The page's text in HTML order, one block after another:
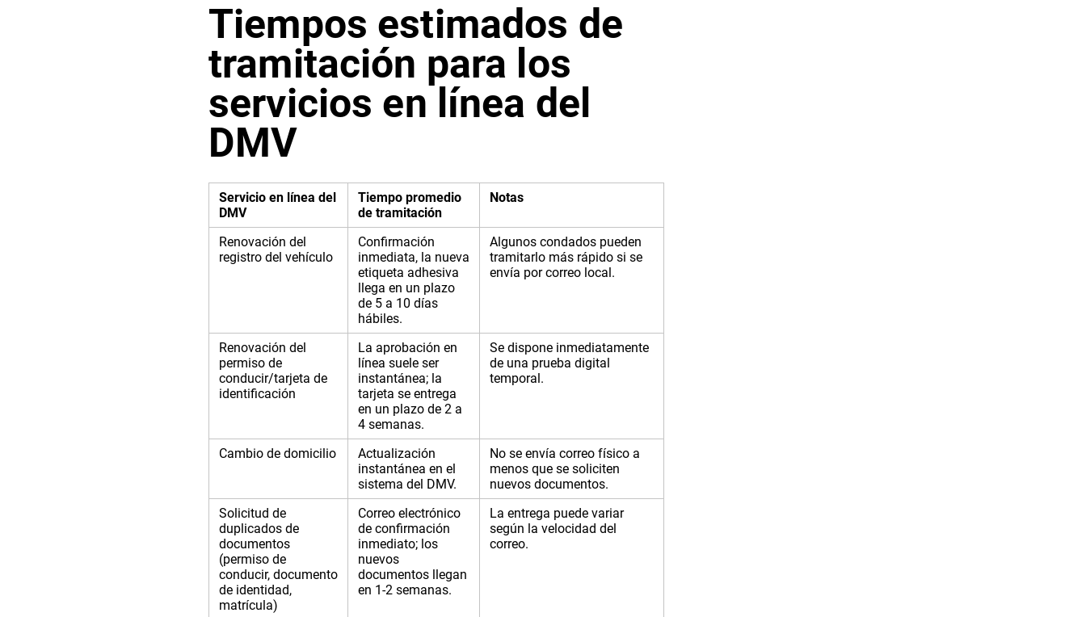
Tiempos estimados de
tramitación para los
servicios en línea del
DMV
Servicio en línea del
DMV
Tiempo promedio
de tramitación
Notas
Renovación del
registro del vehículo
Confirmación
inmediata, la nueva
etiqueta adhesiva
llega en un plazo
de 5 a 10 días
hábiles.
Algunos condados pueden
tramitarlo más rápido si se
envía por correo local.
Renovación del
permiso de
conducir/tarjeta de
identificación
La aprobación en
línea suele ser
instantánea; la
tarjeta se entrega
en un plazo de 2 a
4 semanas.
Se dispone inmediatamente
de una prueba digital
temporal.
Cambio de domicilio
Actualización
instantánea en el
sistema del DMV.
No se envía correo físico a
menos que se soliciten
nuevos documentos.
Solicitud de
duplicados de
documentos
(permiso de
conducir, documento
de identidad,
matrícula)
Correo electrónico
de confirmación
inmediato; los
nuevos
documentos llegan
en 1-2 semanas.
La entrega puede variar
según la velocidad del
correo.